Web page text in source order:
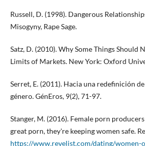
Russell, D. (1998). Dangerous
Misogyny, Rape Sage.
Satz, D. (2010). Why Some Things Should
Limits of Markets. New York: Oxford
Serret, E. (2011). Hacia una redefinición
género. GénEros, 9(2), 71-97.
Stanger, M. (2016). Female porn
great porn, they're keeping women safe.
https://www.revelist.com/dating/women-